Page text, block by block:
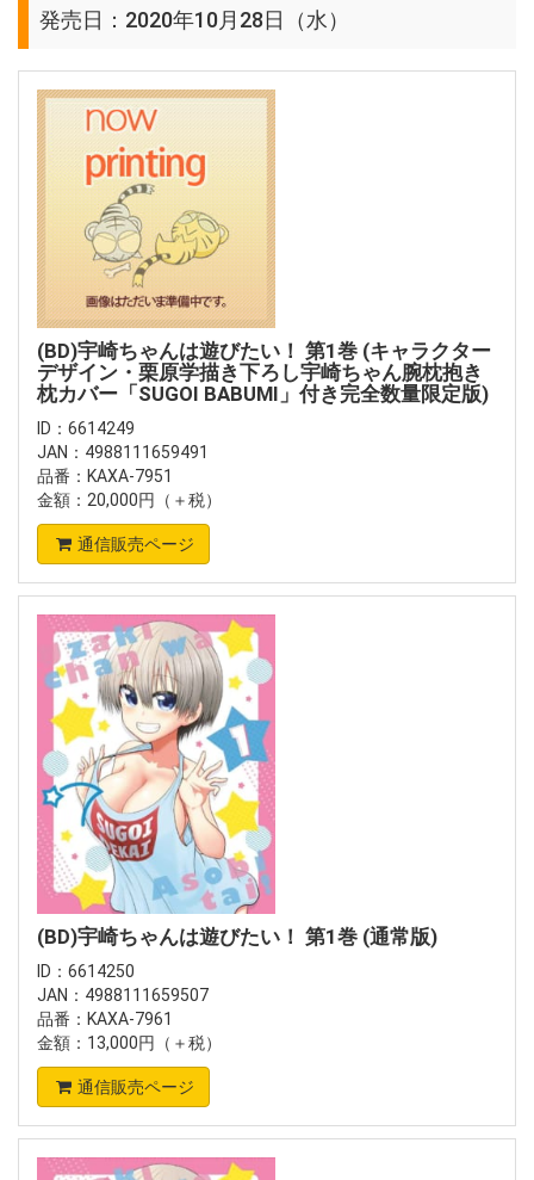
発売日：2020年10月28日（水）
(BD)宇崎ちゃんは遊びたい！ 第1巻 (キャラクター
デザイン・栗原学描き下ろし宇崎ちゃん腕枕抱き
枕カバー「SUGOI BABUMI」付き完全数量限定版)
ID：6614249
JAN：4988111659491
品番：KAXA-7951
金額：20,000円（＋税）
通信販売ページ
(BD)宇崎ちゃんは遊びたい！ 第1巻 (通常版)
ID：6614250
JAN：4988111659507
品番：KAXA-7961
金額：13,000円（＋税）
通信販売ページ